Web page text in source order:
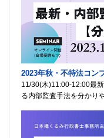
2023年秋・不特法コン
11/30(木)11:00-12:00最
る内部監査手法を分かり